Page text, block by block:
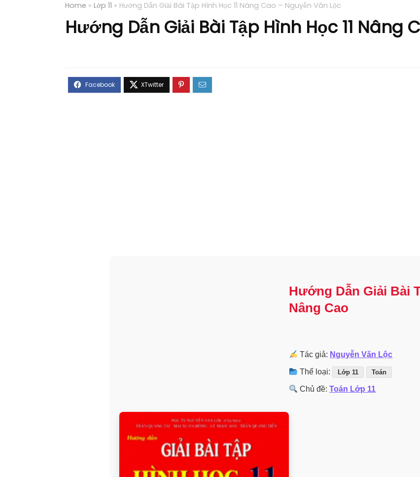
Home » Lớp 11 » Hướng Dẫn Giải Bài Tập Hình Học 11 Nâng Cao – Nguyễn Văn Lộc
Hướng Dẫn Giải Bài Tập Hình Học 11 Nâng
Hướng Dẫn Giải Bài
Nâng Cao
Tác giả: Nguyễn Văn Lộc
Thể loại: Lớp 11 Toán
Chủ đề:Toán Lớp 11